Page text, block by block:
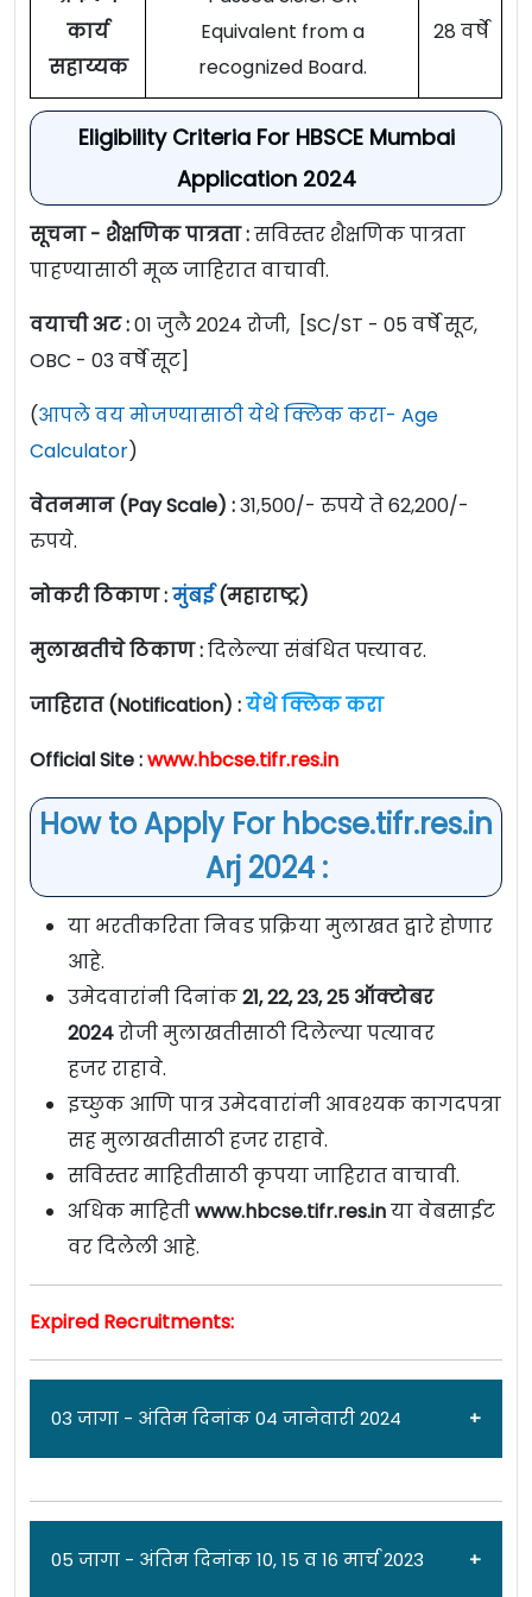
कार्य
सहाय्यक
Equivalent from a
recognized Board.
28 वर्षे
Eligibility Criteria For HBSCE Mumbai
Application 2024
सूचना - शैक्षणिक पात्रता :सविस्तर शैक्षणिक पात्रता
पाहण्यासाठी मूळ जाहिरात वाचावी.
वयाची अट :01 जुलै 2024 रोजी, [SC/ST - 05 वर्षे सूट,
OBC - 03 वर्षे सूट]
(आपले वय मोजण्यासाठी येथे क्लिक करा- Age
Calculator)
वेतनमान (Pay Scale) :31,500/- रुपये ते 62,200/-
रुपये.
नोकरी ठिकाण :मुंबई(महाराष्ट्र)
मुलाखतीचे ठिकाण :दिलेल्या संबंधित पत्त्यावर.
जाहिरात (Notification) :येथे क्लिक करा
Official Site :www.hbcse.tifr.res.in
How to Apply For hbcse.tifr.res.in
Arj 2024 :
या भरतीकरिता निवड प्रक्रिया मुलाखत द्वारे होणार
आहे.
उमेदवारांनी दिनांक21, 22, 23, 25 ऑक्टोबर
2024रोजी मुलाखतीसाठी दिलेल्या पत्यावर
हजर राहावे.
इच्छुक आणि पात्र उमेदवारांनी आवश्यक कागदपत्रा
सह मुलाखतीसाठी हजर राहावे.
सविस्तर माहितीसाठी कृपया जाहिरात वाचावी.
अधिक माहितीwww.hbcse.tifr.res.inया वेबसाईट
वर दिलेली आहे.
Expired Recruitments:
03 जागा - अंतिम दिनांक 04 जानेवारी 2024
जाहिरात दिनांक: 04/12/23
05 जागा - अंतिम दिनांक 10, 15 व 16 मार्च 2023